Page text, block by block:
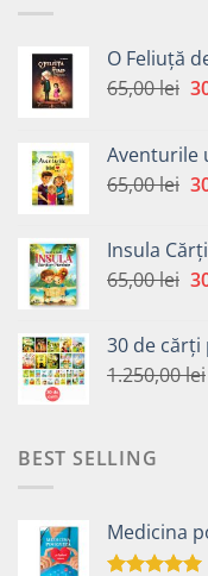
O Feliuță
65,00lei
Aventurile
65,00lei
Insula
65,00lei
30 de
1.250,00lei
BEST SELLING
Medicina